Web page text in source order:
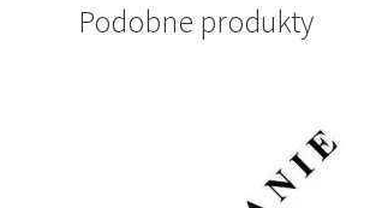
Podobne produkty